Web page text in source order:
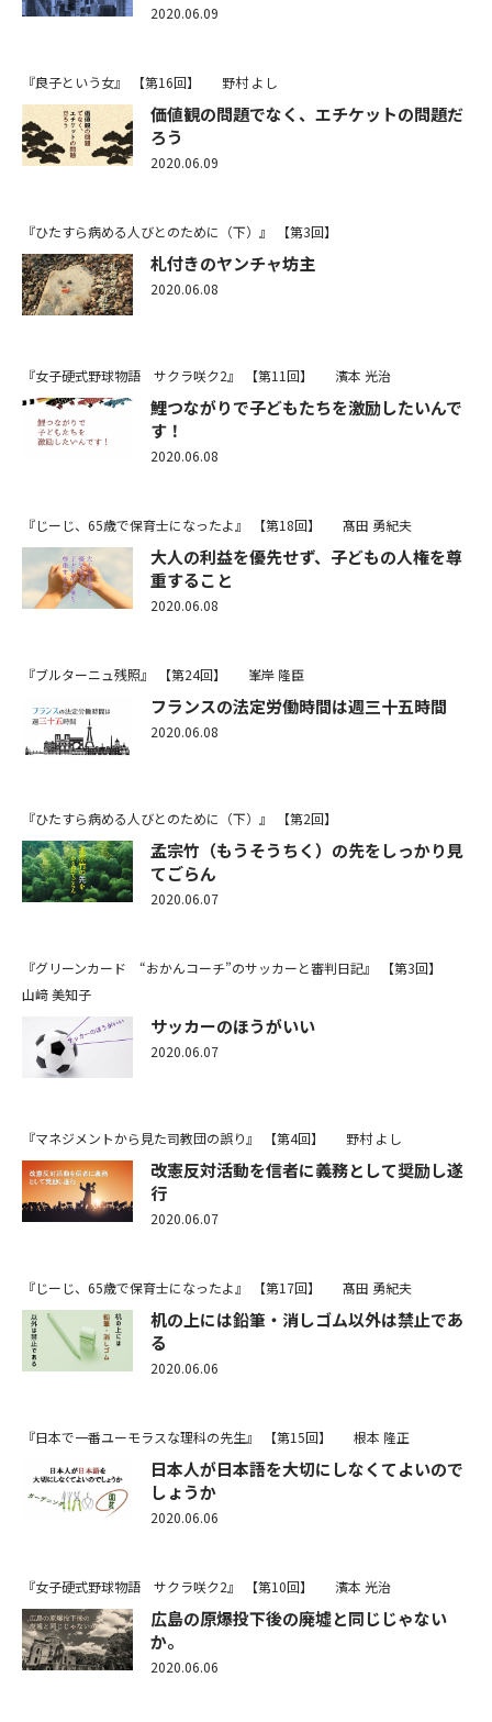
2020.06.09
『良子という女』 【第16回】 野村 よし
価値観の問題でなく、エチケットの問題だ
ろう
2020.06.09
『ひたすら病める人びとのために（下）』 【第3回】
札付きのヤンチャ坊主
2020.06.08
『女子硬式野球物語 サクラ咲ク2』 【第11回】 濱本 光治
鯉つながりで子どもたちを激励したいんで
す！
2020.06.08
『じーじ、65歳で保育士になったよ』 【第18回】 髙田 勇紀夫
大人の利益を優先せず、子どもの人権を尊
重すること
2020.06.08
『ブルターニュ残照』 【第24回】 峯岸 隆臣
フランスの法定労働時間は週三十五時間
2020.06.08
『ひたすら病める人びとのために（下）』 【第2回】
孟宗竹（もうそうちく）の先をしっかり見
てごらん
2020.06.07
『グリーンカード “おかんコーチ”のサッカーと審判日記』
【第3回】
山﨑 美知子
サッカーのほうがいい
2020.06.07
『マネジメントから見た司教団の誤り』 【第4回】 野村 よし
改憲反対活動を信者に義務として奨励し遂
行
2020.06.07
『じーじ、65歳で保育士になったよ』 【第17回】 髙田 勇紀夫
机の上には鉛筆・消しゴム以外は禁止であ
る
2020.06.06
『日本で一番ユーモラスな理科の先生』 【第15回】 根本 隆正
日本人が日本語を大切にしなくてよいので
しょうか
2020.06.06
『女子硬式野球物語 サクラ咲ク2』 【第10回】 濱本 光治
広島の原爆投下後の廃墟と同じじゃない
か。
2020.06.06